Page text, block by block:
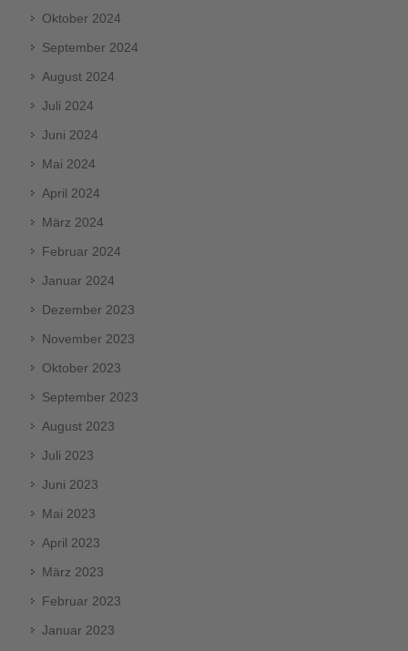
Oktober 2024
September 2024
August 2024
Juli 2024
Juni 2024
Mai 2024
April 2024
März 2024
Februar 2024
Januar 2024
Dezember 2023
November 2023
Oktober 2023
September 2023
August 2023
Juli 2023
Juni 2023
Mai 2023
April 2023
März 2023
Februar 2023
Januar 2023